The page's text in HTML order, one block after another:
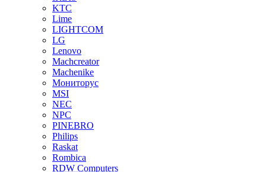
KTC
Lime
LIGHTCOM
LG
Lenovo
Machcreator
Machenike
Мониторус
MSI
NEC
NPC
PINEBRO
Philips
Raskat
Rombica
RDW Computers